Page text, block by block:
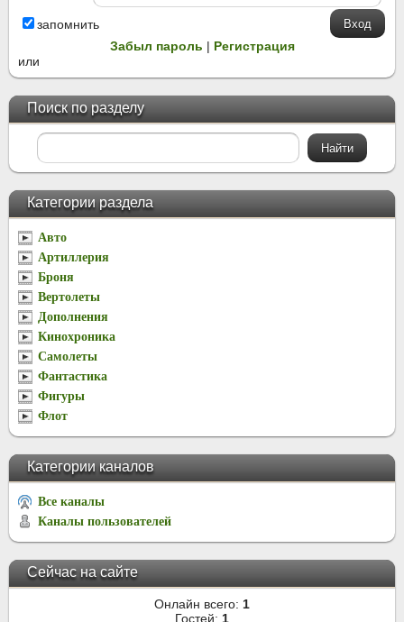
запомнить
Забыл пароль | Регистрация
или
Поиск по разделу
Категории раздела
Авто
Артиллерия
Броня
Вертолеты
Дополнения
Кинохроника
Самолеты
Фантастика
Фигуры
Флот
Категории каналов
Все каналы
Каналы пользователей
Сейчас на сайте
Онлайн всего: 1
Гостей: 1